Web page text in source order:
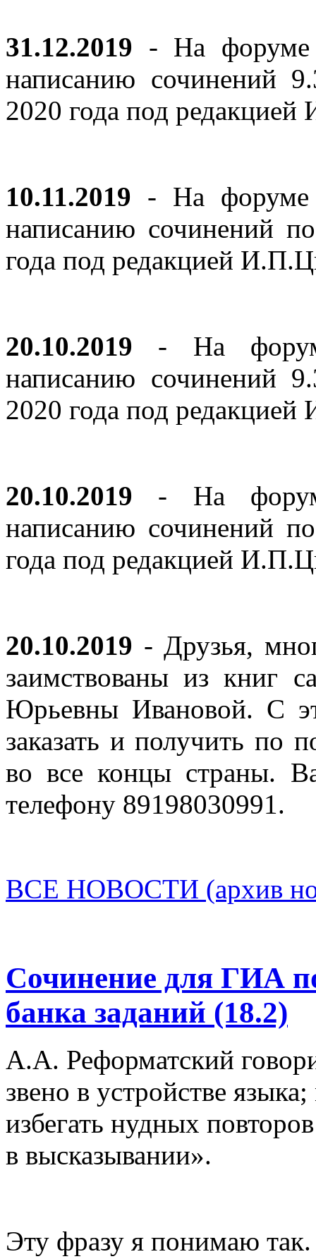
31.12.2019 - На форуме
написанию сочинений
2020 года под
10.11.2019 - На форуме
написанию сочинений
года под редакцией
20.10.2019 - На
написанию сочинений
2020 года под
20.10.2019 - На
написанию сочинений
года под редакцией
20.10.2019 - Друзья,
заимствованы из книг
Юрьевны Ивановой. С
заказать и получить по
во все концы страны.
телефону 89198030991.
ВСЕ НОВОСТИ (архив
Сочинение для ГИА
банка заданий (18.2)
А.А. Реформатский
звено в устройстве
избегать нудных
в высказывании».
Эту фразу я понимаю